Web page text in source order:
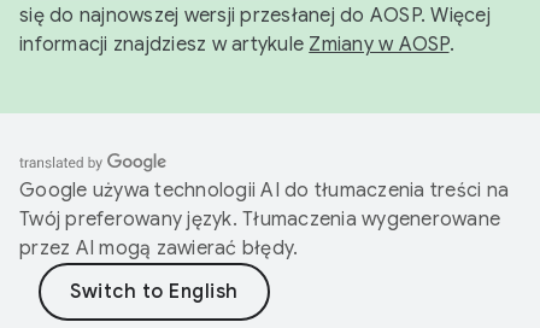
się do najnowszej wersji przesłanej do AOSP. Więcej
informacji znajdziesz w artykule Zmiany w AOSP.
Google używa technologii AI do tłumaczenia treści na
Twój preferowany język. Tłumaczenia wygenerowane
przez AI mogą zawierać błędy.